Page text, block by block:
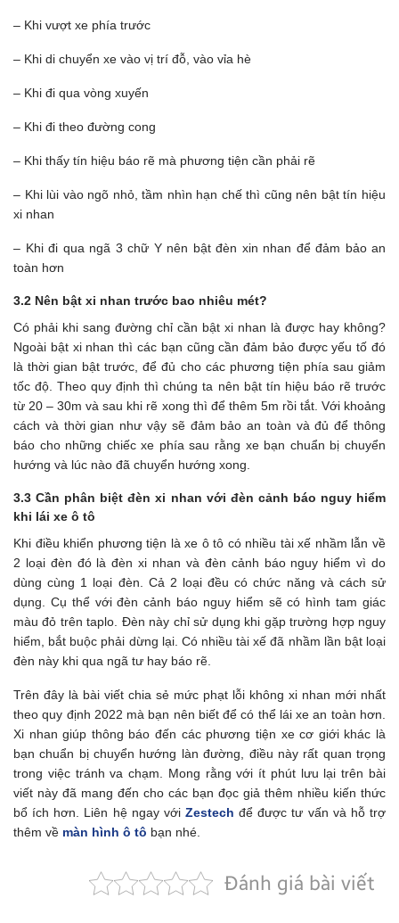
– Khi vượt xe phía trước
– Khi di chuyển xe vào vị trí đỗ, vào vỉa hè
– Khi đi qua vòng xuyến
– Khi đi theo đường cong
– Khi thấy tín hiệu báo rẽ mà phương tiện cần phải rẽ
– Khi lùi vào ngõ nhỏ, tầm nhìn hạn chế thì cũng nên bật tín hiệu
xi nhan
– Khi đi qua ngã 3 chữ Y nên bật đèn xin nhan để đảm bảo an
toàn hơn
3.2 Nên bật xi nhan trước bao nhiêu mét?
Có phải khi sang đường chỉ cần bật xi nhan là được hay không?
Ngoài bật xi nhan thì các bạn cũng cần đảm bảo được yếu tố đó
là thời gian bật trước, để đủ cho các phương tiện phía sau giảm
tốc độ. Theo quy định thì chúng ta nên bật tín hiệu báo rẽ trước
từ 20 – 30m và sau khi rẽ xong thì để thêm 5m rồi tắt. Với khoảng
cách và thời gian như vậy sẽ đảm bảo an toàn và đủ để thông
báo cho những chiếc xe phía sau rằng xe bạn chuẩn bị chuyển
hướng và lúc nào đã chuyển hướng xong.
3.3 Cần phân biệt đèn xi nhan với đèn cảnh báo nguy hiểm
khi lái xe ô tô
Khi điều khiển phương tiện là xe ô tô có nhiều tài xế nhầm lẫn về
2 loại đèn đó là đèn xi nhan và đèn cảnh báo nguy hiểm vì do
dùng cùng 1 loại đèn. Cả 2 loại đều có chức năng và cách sử
dụng. Cụ thể với đèn cảnh báo nguy hiểm sẽ có hình tam giác
màu đỏ trên taplo. Đèn này chỉ sử dụng khi gặp trường hợp nguy
hiểm, bắt buộc phải dừng lại. Có nhiều tài xế đã nhầm lần bật loại
đèn này khi qua ngã tư hay báo rẽ.
Trên đây là bài viết chia sẻ mức phạt lỗi không xi nhan mới nhất
theo quy định 2022 mà bạn nên biết để có thể lái xe an toàn hơn.
Xi nhan giúp thông báo đến các phương tiện xe cơ giới khác là
bạn chuẩn bị chuyển hướng làn đường, điều này rất quan trọng
trong việc tránh va chạm. Mong rằng với ít phút lưu lại trên bài
viết này đã mang đến cho các bạn đọc giả thêm nhiều kiến thức
bổ ích hơn. Liên hệ ngay với Zestech để được tư vấn và hỗ trợ
thêm về màn hình ô tô bạn nhé.
Đánh giá bài viết